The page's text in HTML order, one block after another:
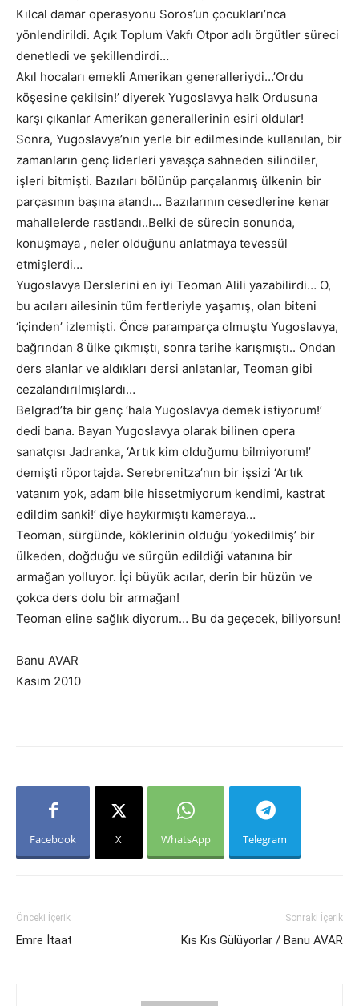
Kılcal damar operasyonu Soros’un çocukları’nca
yönlendirildi. Açık Toplum Vakfı Otpor adlı örgütler süreci
denetledi ve şekillendirdi…
Akıl hocaları emekli Amerikan generalleriydi…’Ordu
köşesine çekilsin!’ diyerek Yugoslavya halk Ordusuna
karşı çıkanlar Amerikan generallerinin esiri oldular!
Sonra, Yugoslavya’nın yerle bir edilmesinde kullanılan, bir
zamanların genç liderleri yavaşça sahneden silindiler,
işleri bitmişti. Bazıları bölünüp parçalanmış ülkenin bir
parçasının başına atandı… Bazılarının cesedlerine kenar
mahallelerde rastlandı..Belki de sürecin sonunda,
konuşmaya , neler olduğunu anlatmaya tevessül
etmişlerdi…
Yugoslavya Derslerini en iyi Teoman Alili yazabilirdi… O,
bu acıları ailesinin tüm fertleriyle yaşamış, olan biteni
‘içinden’ izlemişti. Önce paramparça olmuştu Yugoslavya,
bağrından 8 ülke çıkmıştı, sonra tarihe karışmıştı.. Ondan
ders alanlar ve aldıkları dersi anlatanlar, Teoman gibi
cezalandırılmışlardı…
Belgrad’ta bir genç ‘hala Yugoslavya demek istiyorum!’
dedi bana. Bayan Yugoslavya olarak bilinen opera
sanatçısı Jadranka, ‘Artık kim olduğumu bilmiyorum!’
demişti röportajda. Serebrenitza’nın bir işsizi ‘Artık
vatanım yok, adam bile hissetmiyorum kendimi, kastrat
edildim sanki!’ diye haykırmıştı kameraya…
Teoman, sürgünde, köklerinin olduğu ‘yokedilmiş’ bir
ülkeden, doğduğu ve sürgün edildiği vatanına bir
armağan yolluyor. İçi büyük acılar, derin bir hüzün ve
çokca ders dolu bir armağan!
Teoman eline sağlık diyorum… Bu da geçecek, biliyorsun!
Banu AVAR
Kasım 2010
Facebook X WhatsApp Telegram
Önceki İçerik
Emre İtaat
Sonraki İçerik
Kıs Kıs Gülüyorlar / Banu AVAR